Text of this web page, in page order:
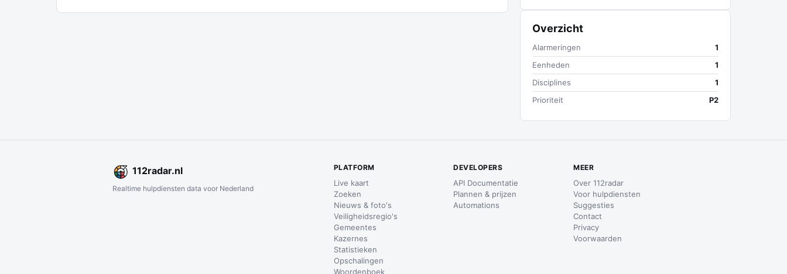
Overzicht
Alarmeringen
1
Eenheden
1
Disciplines
1
Prioriteit
P2
112radar.nl
Realtime hulpdiensten data voor Nederland
PLATFORM
Live kaart
Zoeken
Nieuws & foto's
Veiligheidsregio's
Gemeentes
Kazernes
Statistieken
Opschalingen
Woordenboek
DEVELOPERS
API Documentatie
Plannen & prijzen
Automations
MEER
Over 112radar
Voor hulpdiensten
Suggesties
Contact
Privacy
Voorwaarden